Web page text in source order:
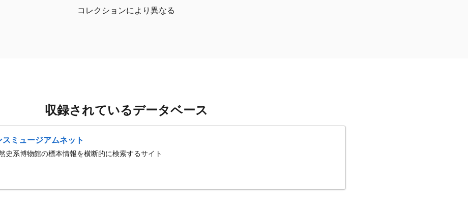
コレクションにより異なる
収録されているデータベース
ミュージアムネット
史系博物館の標本情報を横断的に検索するサイト